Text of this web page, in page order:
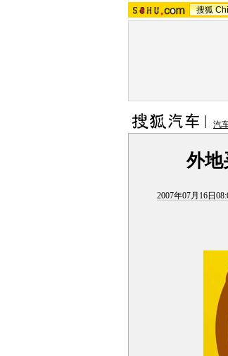
搜狐
汽
外地
2007年07月16日